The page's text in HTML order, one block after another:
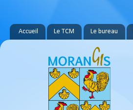
Accueil Le TCM Le bureau